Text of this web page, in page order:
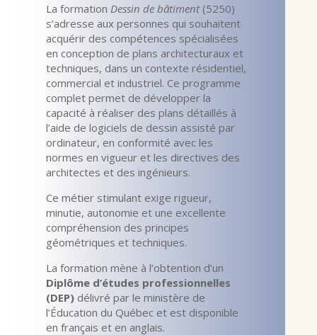
La formation Dessin de bâtiment(5250)
s’adresse aux personnes qui souhaitent
acquérir des compétences spécialisées
en conception de plans architecturaux et
techniques, dans un contexte résidentiel,
commercial et industriel. Ce programme
complet permet de développer la
capacité à réaliser des plans détaillés à
l’aide de logiciels de dessin assisté par
ordinateur, en conformité avec les
normes en vigueur et les directives des
architectes et des ingénieurs.
Ce métier stimulant exige rigueur,
minutie, autonomie et une excellente
compréhension des principes
géométriques et techniques.
La formation mène à l’obtention d’un
Diplôme d’études professionnelles
(DEP)délivré par le ministère de
l’Éducation du Québec et est disponible
en français et en anglais.